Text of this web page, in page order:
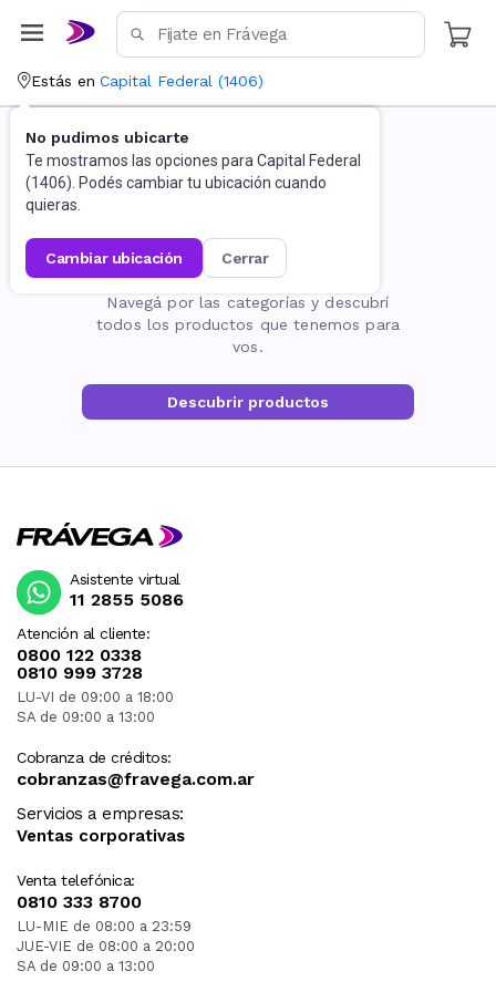
Estás en Capital Federal (1406)
No pudimos ubicarte
Te mostramos las opciones para Capital Federal
(1406). Podés cambiar tu ubicación cuando
quieras.
cambiar ubicación cerrar
La página no existe
Navegá por las categorías y descubrí
todos los productos que tenemos para
vos.
Descubrir productos
Atención al cliente:
0800 122 0338
0810 999 3728
LU-VI de 09:00 a 18:00
SA de 09:00 a 13:00
Cobranza de créditos:
cobranzas@fravega.com.ar
Servicios a empresas:
Ventas corporativas
Venta telefónica:
0810 333 8700
LU-MIE de 08:00 a 23:59
JUE-VIE de 08:00 a 20:00
SA de 09:00 a 13:00
Asistente virtual
11 2855 5086